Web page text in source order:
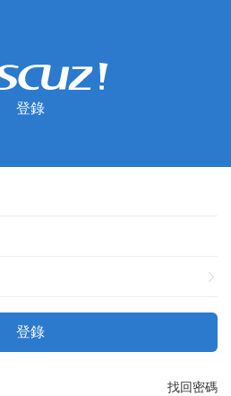
登錄
登錄
找回密碼